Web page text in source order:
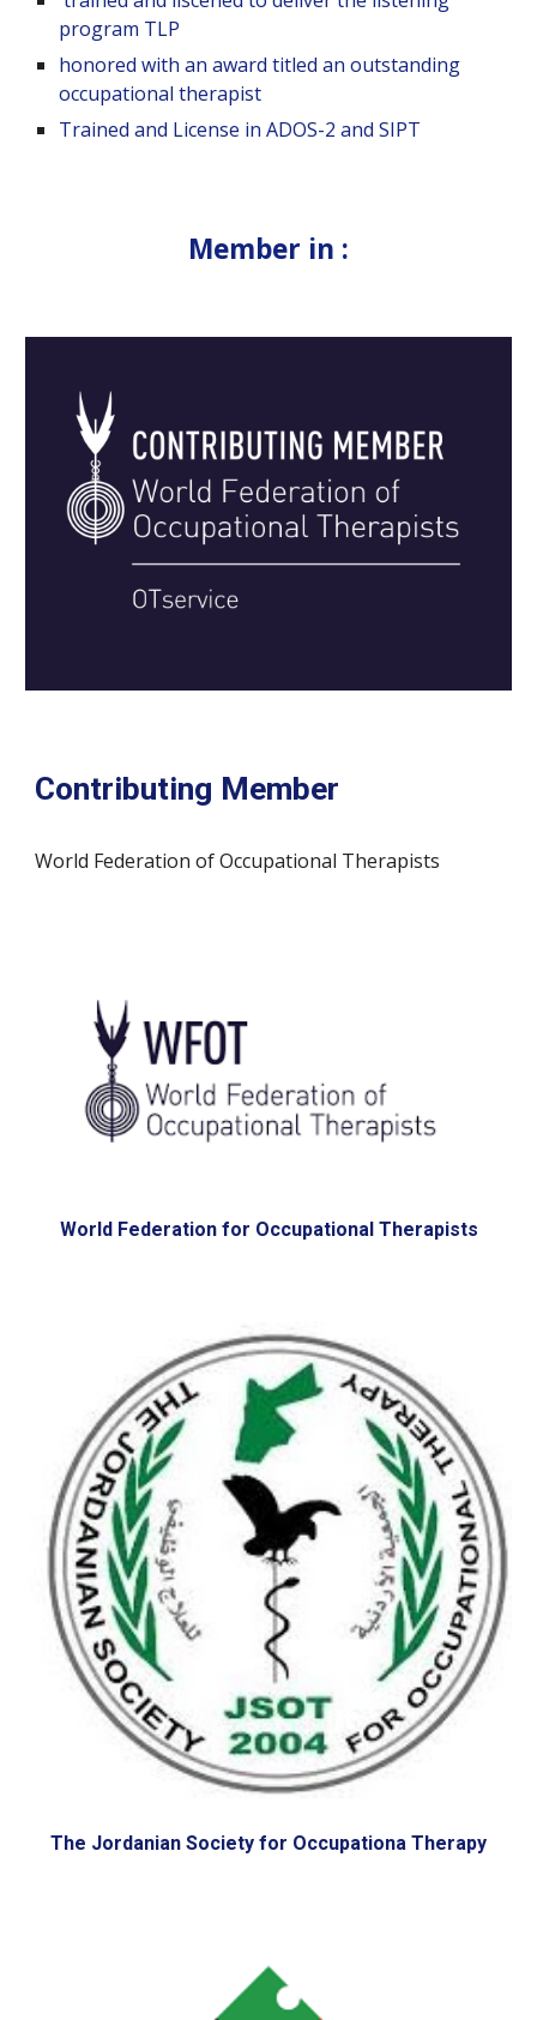
program TLP
honored with an award titled an outstanding
occupational therapist
Trained and License in ADOS-2 and SIPT
Member in :
Contributing Member
World Federation of Occupational Therapists
World Federation for Occupational Therapists
The Jordanian Society for Occupationa Therapy